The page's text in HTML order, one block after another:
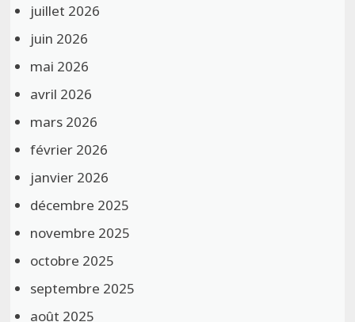
juillet 2026
juin 2026
mai 2026
avril 2026
mars 2026
février 2026
janvier 2026
décembre 2025
novembre 2025
octobre 2025
septembre 2025
août 2025